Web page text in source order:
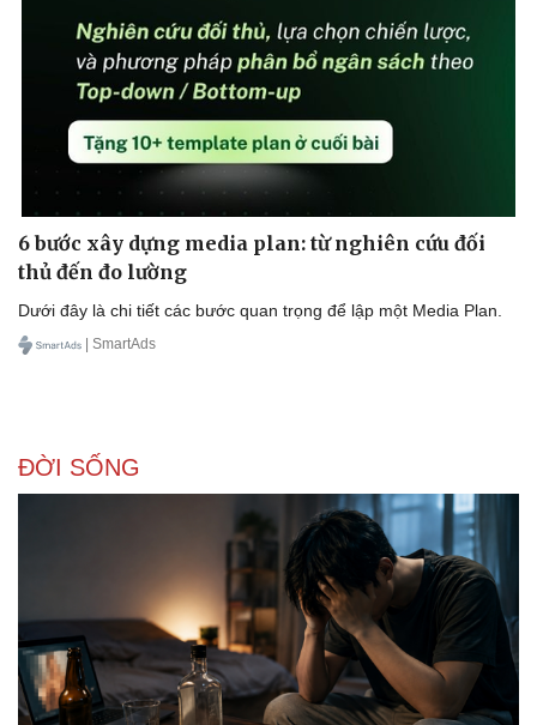
Du lịch
Tư vấn
Săn Tour
check-in
Podcast
Câu chuyện thời sự
Đọc truyện đêm khuya
Cửa sổ tình yêu
6 bước xây dựng media plan: từ nghiên cứu đối
thủ đến đo lường
Dưới đây là chi tiết các bước quan trọng để lập một Media Plan.
| SmartAds
ĐỜI SỐNG